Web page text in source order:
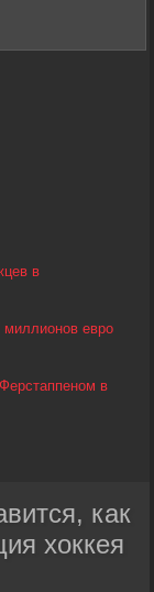
в
миллионов евро
в
как
хоккея